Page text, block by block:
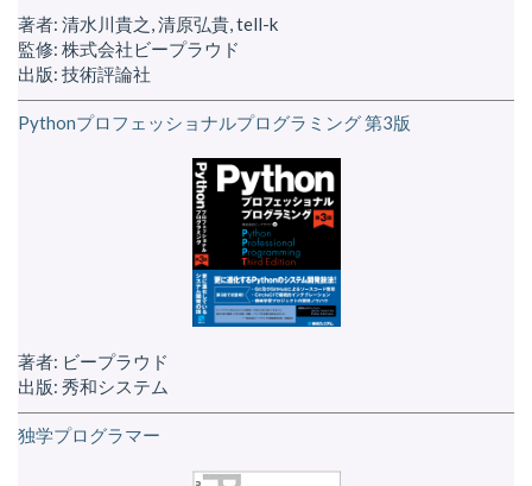
著者: 清水川貴之, 清原弘貴, tell-k
監修: 株式会社ビープラウド
出版: 技術評論社
Pythonプロフェッショナルプログラミング 第3版
著者: ビープラウド
出版: 秀和システム
独学プログラマー